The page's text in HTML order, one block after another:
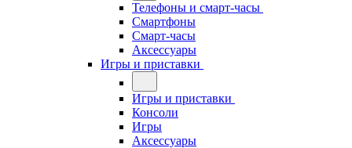
Телефоны и смарт-часы
Смартфоны
Смарт-часы
Аксессуары
Игры и приставки
Игры и приставки
Консоли
Игры
Аксессуары